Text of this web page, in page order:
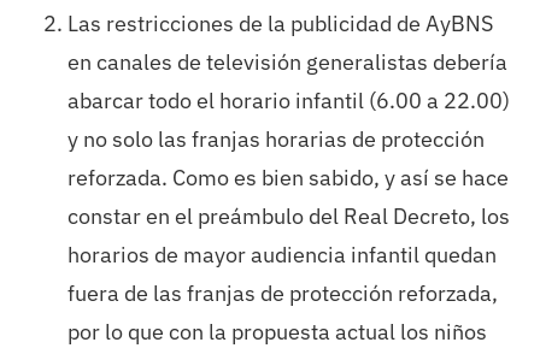
Las restricciones de la publicidad de AyBNS
en canales de televisión generalistas debería
abarcar todo el horario infantil (6.00 a 22.00)
y no solo las franjas horarias de protección
reforzada. Como es bien sabido, y así se hace
constar en el preámbulo del Real Decreto, los
horarios de mayor audiencia infantil quedan
fuera de las franjas de protección reforzada,
por lo que con la propuesta actual los niños